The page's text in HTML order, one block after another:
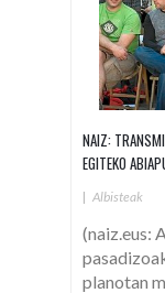
NAIZ:
EGITEKO
| Albisteak
(naiz.eus:
planotan